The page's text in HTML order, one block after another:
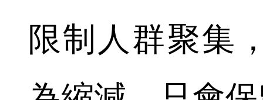
限制人群聚集